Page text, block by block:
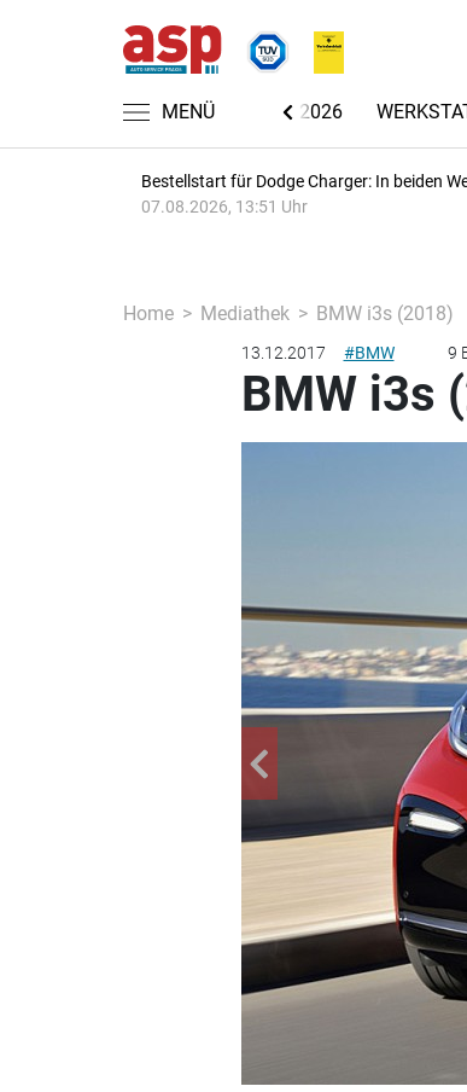
MENÜ
AUTOMECHANIKA 2026
Bestellstart für Dodge Charger: In beiden
07.08.2026, 13:51 Uhr
Home Mediathek BMW i3s (2018)
13.12.2017 #BMW 9
BMW i3s